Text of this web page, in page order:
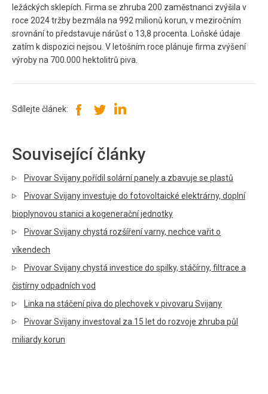
ležáckých sklepích. Firma se zhruba 200 zaměstnanci zvýšila v
roce 2024 tržby bezmála na 992 milionů korun, v meziročním
srovnání to představuje nárůst o 13,8 procenta. Loňské údaje
zatím k dispozici nejsou. V letošním roce plánuje firma zvýšení
výroby na 700.000 hektolitrů piva.
Sdílejte článek:
Související články
Pivovar Svijany pořídil solární panely a zbavuje se plastů
Pivovar Svijany investuje do fotovoltaické elektrárny, doplní
bioplynovou stanici a kogenerační jednotky
Pivovar Svijany chystá rozšíření varny, nechce vařit o
víkendech
Pivovar Svijany chystá investice do spilky, stáčírny, filtrace a
čistírny odpadních vod
Linka na stáčení piva do plechovek v pivovaru Svijany
Pivovar Svijany investoval za 15 let do rozvoje zhruba půl
miliardy korun